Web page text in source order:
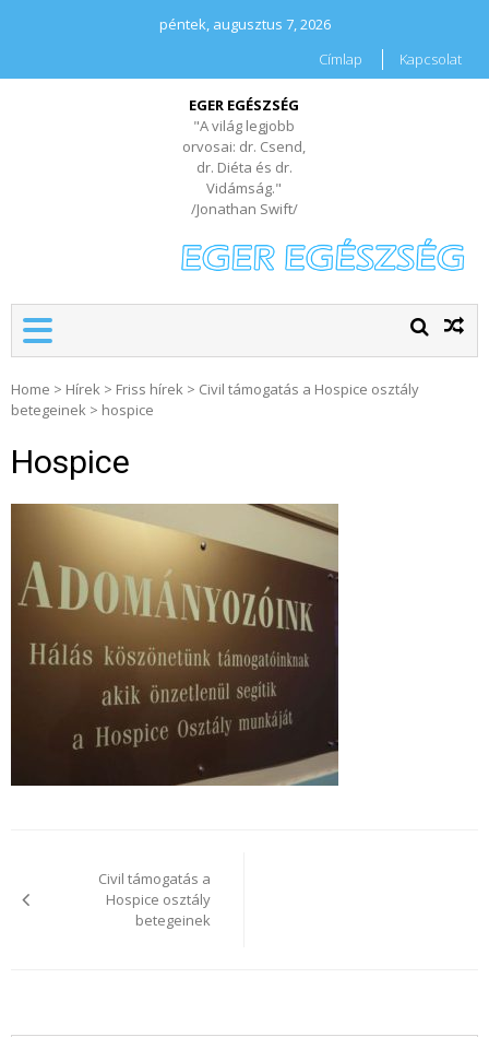
péntek, augusztus 7, 2026
Címlap
Kapcsolat
EGER EGÉSZSÉG
"A világ legjobb
orvosai: dr. Csend,
dr. Diéta és dr.
Vidámság."
/Jonathan Swift/
Home > Hírek > Friss hírek > Civil támogatás a Hospice osztály
betegeinek > hospice
Hospice
Civil támogatás a
Hospice osztály
betegeinek